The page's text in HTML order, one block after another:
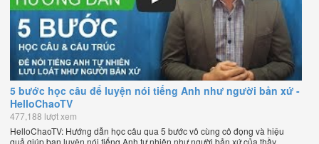
5 bước học câu để luyện nói tiếng Anh như người bản xứ -
HelloChaoTV
477,188 lượt xem
HelloChaoTV: Hướng dẫn học câu qua 5 bước vô cùng cô đọng và hiệu
quả giúp bạn luyện nói tiếng Anh tự nhiên như người bản xứ của thầy